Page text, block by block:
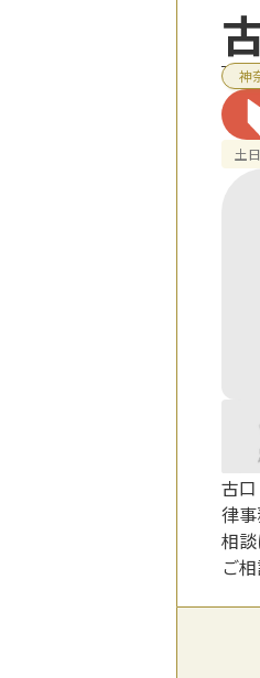
神
土
古
律
相
ご